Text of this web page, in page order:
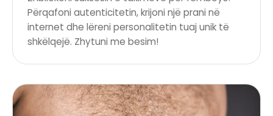
Përqafoni autenticitetin, krijoni një prani në
internet dhe lëreni personalitetin tuaj unik të
shkëlqejë. Zhytuni me besim!